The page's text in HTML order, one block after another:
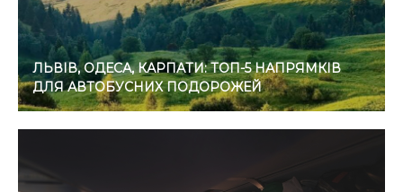
ЛЬВІВ, ОДЕСА, КАРПАТИ: ТОП-5 НАПРЯМКІВ
ДЛЯ АВТОБУСНИХ ПОДОРОЖЕЙ